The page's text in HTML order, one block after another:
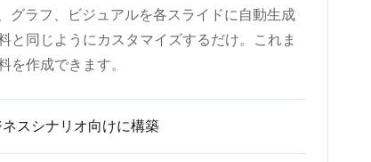
グラフ、ビジュアルを各スライドに自動生成
と同じようにカスタマイズするだけ。これま
を作成できます。
スシナリオ向けに構築